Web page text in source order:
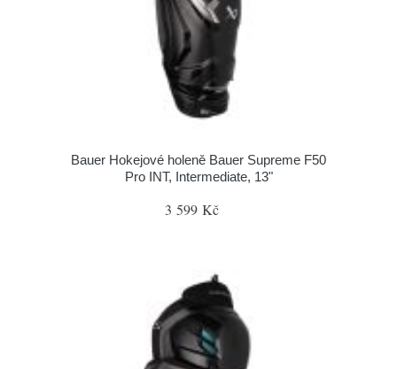
Bauer Hokejové holeně Bauer Supreme F50
Pro INT, Intermediate, 13"
3 599 Kč